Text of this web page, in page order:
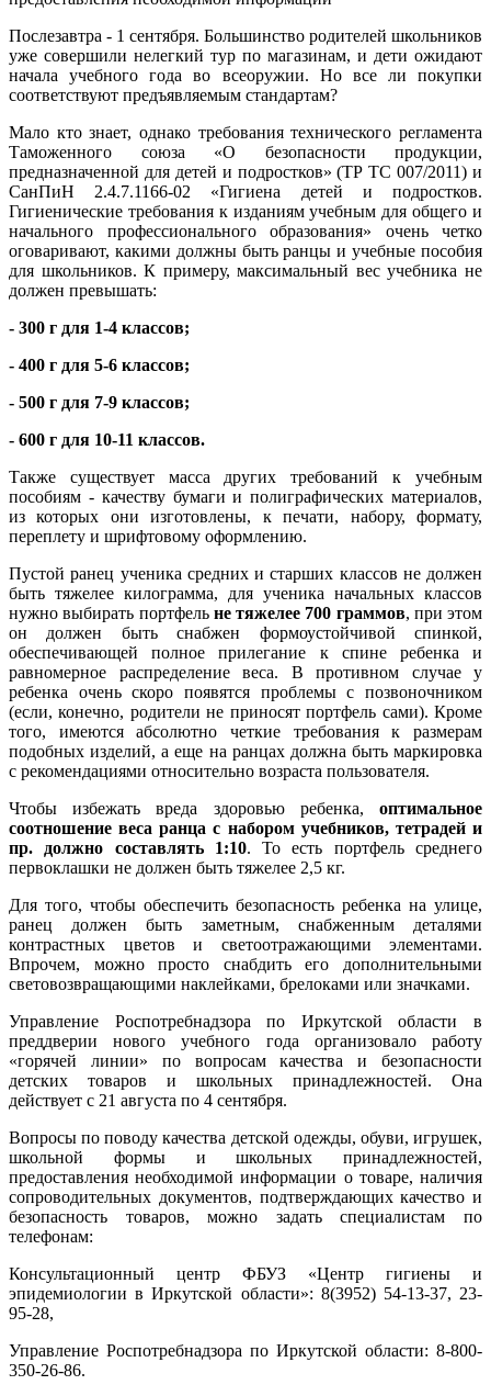
Послезавтра - 1 сентября. Большинство родителей школьников
уже совершили нелегкий тур по магазинам, и дети ожидают
начала учебного года во всеоружии. Но все ли покупки
соответствуют предъявляемым стандартам?
Мало кто знает, однако требования технического регламента
Таможенного союза «О безопасности продукции,
предназначенной для детей и подростков» (ТР ТС 007/2011) и
СанПиН 2.4.7.1166-02 «Гигиена детей и подростков.
Гигиенические требования к изданиям учебным для общего и
начального профессионального образования» очень четко
оговаривают, какими должны быть ранцы и учебные пособия
для школьников. К примеру, максимальный вес учебника не
должен превышать:
- 300 г для 1-4 классов;
- 400 г для 5-6 классов;
- 500 г для 7-9 классов;
- 600 г для 10-11 классов.
Также существует масса других требований к учебным
пособиям - качеству бумаги и полиграфических материалов,
из которых они изготовлены, к печати, набору, формату,
переплету и шрифтовому оформлению.
Пустой ранец ученика средних и старших классов не должен
быть тяжелее килограмма, для ученика начальных классов
нужно выбирать портфель не тяжелее 700 граммов, при этом
он должен быть снабжен формоустойчивой спинкой,
обеспечивающей полное прилегание к спине ребенка и
равномерное распределение веса. В противном случае у
ребенка очень скоро появятся проблемы с позвоночником
(если, конечно, родители не приносят портфель сами). Кроме
того, имеются абсолютно четкие требования к размерам
подобных изделий, а еще на ранцах должна быть маркировка
с рекомендациями относительно возраста пользователя.
Чтобы избежать вреда здоровью ребенка, оптимальное
соотношение веса ранца с набором учебников, тетрадей и
пр. должно составлять 1:10. То есть портфель среднего
первоклашки не должен быть тяжелее 2,5 кг.
Для того, чтобы обеспечить безопасность ребенка на улице,
ранец должен быть заметным, снабженным деталями
контрастных цветов и светоотражающими элементами.
Впрочем, можно просто снабдить его дополнительными
световозвращающими наклейками, брелоками или значками.
Управление Роспотребнадзора по Иркутской области в
преддверии нового учебного года организовало работу
«горячей линии» по вопросам качества и безопасности
детских товаров и школьных принадлежностей. Она
действует с 21 августа по 4 сентября.
Вопросы по поводу качества детской одежды, обуви, игрушек,
школьной формы и школьных принадлежностей,
предоставления необходимой информации о товаре, наличия
сопроводительных документов, подтверждающих качество и
безопасность товаров, можно задать специалистам по
телефонам:
Консультационный центр ФБУЗ «Центр гигиены и
эпидемиологии в Иркутской области»: 8(3952) 54-13-37, 23-
95-28,
Управление Роспотребнадзора по Иркутской области: 8-800-
350-26-86.